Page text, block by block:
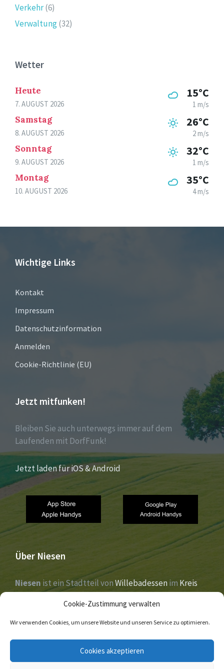
Cookie-Zustimmung verwalten
Wir verwenden Cookies, um unsere Website und unseren Service zu optimieren.
Cookies akzeptieren
Verkehr(6)
Verwaltung(32)
Wetter
Heute
7. AUGUST 2026
15°C
1 m/s
Samstag
8. AUGUST 2026
26°C
2 m/s
Sonntag
9. AUGUST 2026
32°C
1 m/s
Montag
10. AUGUST 2026
35°C
4 m/s
Wichtige Links
Kontakt
Impressum
Datenschutzinformation
Anmelden
Cookie-Richtlinie (EU)
Jetzt mitfunken!
Bleiben Sie auch unterwegs immer auf dem
Laufenden mit DorfFunk!
Jetzt laden für iOS & Android
Über Niesen
Niesen ist ein Stadtteil vonWillebadessenim Kreis
Höxter,Nordrhein-Westfalen. Der Ort liegt im Tal der
und wurde 1273 erstmals urkundlich erwähnt.
Facebook Twitter